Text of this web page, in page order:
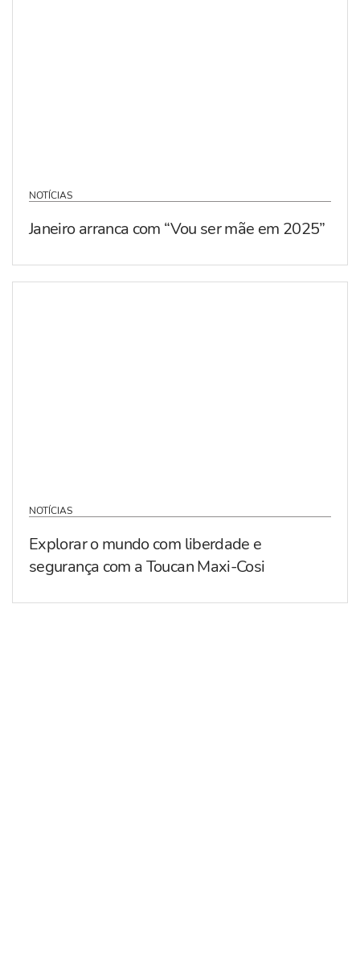
NOTÍCIAS
Janeiro arranca com “Vou ser mãe em 2025”
NOTÍCIAS
Explorar o mundo com liberdade e
segurança com a Toucan Maxi-Cosi